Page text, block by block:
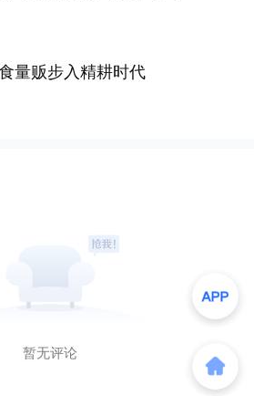
量贩步入精耕时代
暂无评论